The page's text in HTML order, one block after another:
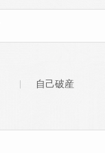
自己破産